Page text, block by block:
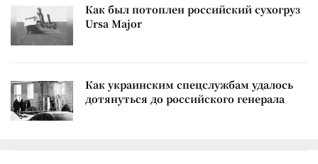
Как был потоплен российский сухогруз
Ursa Major
Как украинским спецслужбам удалось
дотянуться до российского генерала